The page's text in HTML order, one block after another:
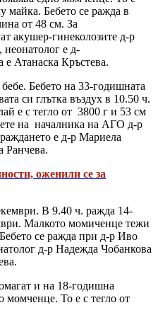
майка. Бебето се ражда в
от 48 см. За
акушер-гинеколозите д-р
е д-
Атанаска Кръстева.
Бебето на 33-годишната
си глътка въздух в 10.50 ч.
е с тегло от 3800 г и 53 см
на началника на АГО д-р
е д-р Мариела
Ранчева.
оженили се за
В 9.40 ч. ражда 14-
Малкото момиченце тежи
се ражда при д-р Иво
д-р Надежда Чобанкова
и на 18-годишна
момченце. То е с тегло от